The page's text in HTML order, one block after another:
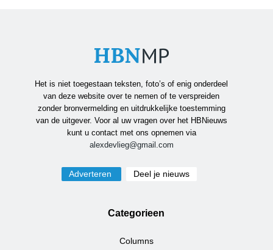
Het is niet toegestaan teksten, foto’s of enig onderdeel
van deze website over te nemen of te verspreiden
zonder bronvermelding en uitdrukkelijke toestemming
van de uitgever. Voor al uw vragen over het HBNieuws
kunt u contact met ons opnemen via
alexdevlieg@gmail.com
Adverteren Deel je nieuws
Categorieen
Columns